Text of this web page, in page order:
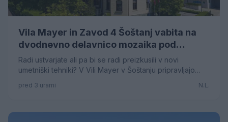
Vila Mayer in Zavod 4 Šoštanj vabita na
dvodnevno delavnico mozaika pod
mentorstvom Mojce Marije Černivšek
Radi ustvarjate ali pa bi se radi preizkusili v novi
umetniški tehniki? V Vili Mayer v Šoštanju pripravljajo
Marije Černivšek, kjer sevbodo udeleženci spoznavali z
unikatni izdelek.
pred 3 urami N.L.